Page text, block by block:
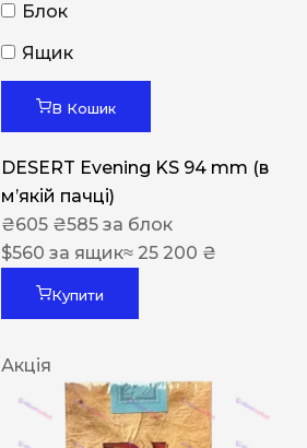
Блок
Ящик
В Кошик
DESERT Evening KS 94 mm (в
мʼякій пачці)
₴605 ₴585 за блок
$560 за ящик≈ 25 200 ₴
Купити
Акція